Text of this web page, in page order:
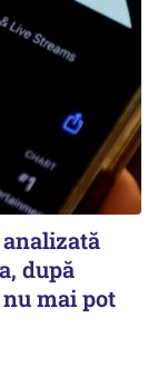
după
mai pot